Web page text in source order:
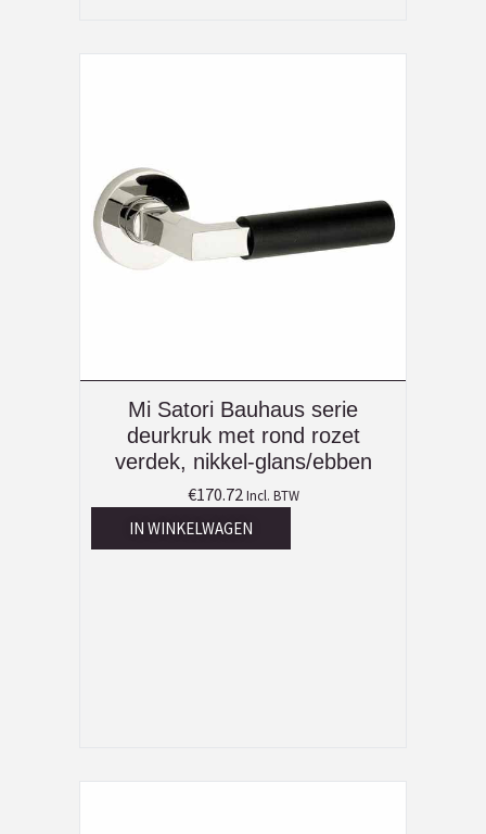
Mi Satori Bauhaus serie
deurkruk met rond rozet
verdek, nikkel-glans/ebben
€170.72 Incl. BTW
IN WINKELWAGEN